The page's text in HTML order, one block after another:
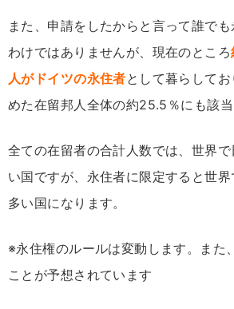
また、申請をしたからと言って誰で
わけではありませんが、現在のところ
人がドイツの永住者として暮らして
めた在留邦人全体の約25.5％にも該当
全ての在留者の合計人数では、世界
い国ですが、永住者に限定すると世
多い国になります。
※永住権のルールは変動します。また
ことが予想されています